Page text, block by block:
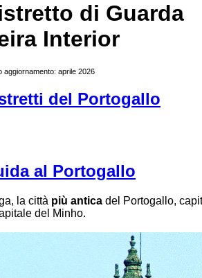
di Guarda
Interior
aggiornamento: aprile 2026
del Portogallo
al Portogallo
la città più antica del Portogallo,
del Minho.